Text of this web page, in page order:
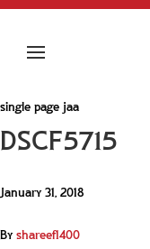
single page jaa
DSCF5715
January 31, 2018
Byshareef1400